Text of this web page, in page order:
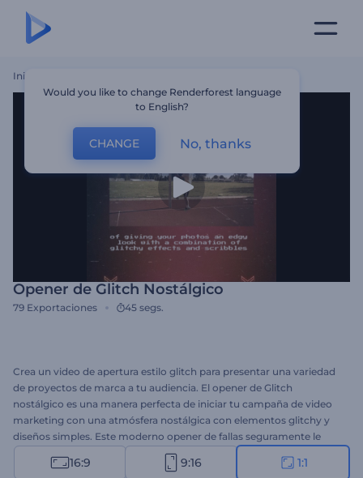
Inicio
Opener de Glitch Nostálgico
79 Exportaciones 45 segs.
Crea un video de apertura estilo glitch para presentar una variedad
de proyectos de marca a tu audiencia. El opener de Glitch
nostálgico es una manera perfecta de iniciar tu campaña de video
marketing con una atmósfera nostálgica con elementos glitchy y
diseños simples. Este moderno opener de fallas seguramente le
dará a cualquier proyecto un comienzo único. Tómate un minuto
para cargar tus imágenes y videos, y escribe tus textos para obtener
16:9 9:16 1:1
Would you like to change Renderforest language
to English?
CHANGE No, thanks